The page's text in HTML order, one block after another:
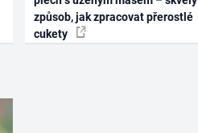
způsob, jak zpracovat přerostlé
cukety